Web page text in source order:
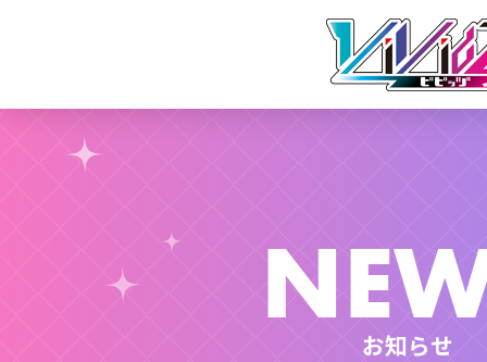
お知らせ